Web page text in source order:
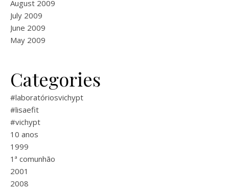
August 2009
July 2009
June 2009
May 2009
Categories
#laboratóriosvichypt
#lisaefit
#vichypt
10 anos
1999
1ª comunhão
2001
2008